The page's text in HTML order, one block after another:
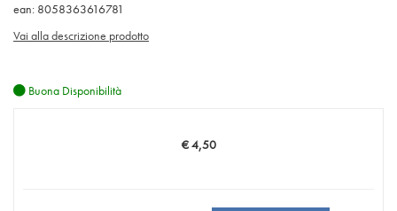
ean: 8058363616781
Vai alla descrizione prodotto
Buona Disponibilità
Prezzo
€ 4,50